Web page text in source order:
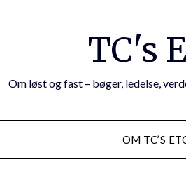
TC's
Om løst og fast – bøger, ledelse,
OM TC’S